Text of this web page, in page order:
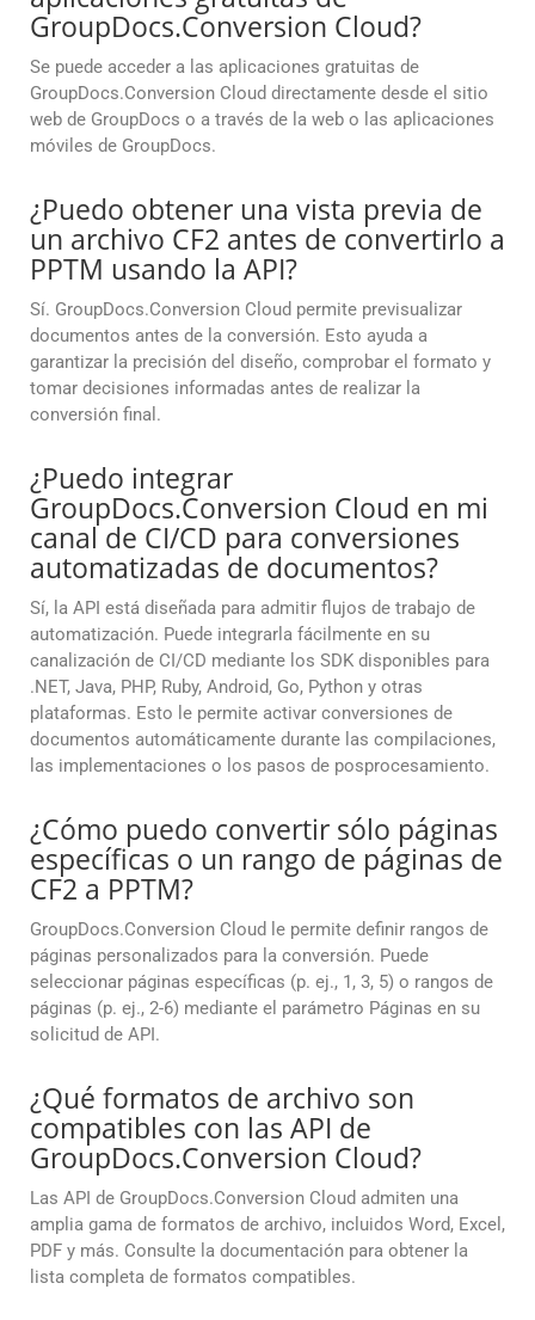
GroupDocs.Conversion Cloud?
Se puede acceder a las aplicaciones gratuitas de
GroupDocs.Conversion Cloud directamente desde el sitio
web de GroupDocs o a través de la web o las aplicaciones
móviles de GroupDocs.
¿Puedo obtener una vista previa de
un archivo CF2 antes de convertirlo a
PPTM usando la API?
Sí. GroupDocs.Conversion Cloud permite previsualizar
documentos antes de la conversión. Esto ayuda a
garantizar la precisión del diseño, comprobar el formato y
tomar decisiones informadas antes de realizar la
conversión final.
¿Puedo integrar
GroupDocs.Conversion Cloud en mi
canal de CI/CD para conversiones
automatizadas de documentos?
Sí, la API está diseñada para admitir flujos de trabajo de
automatización. Puede integrarla fácilmente en su
canalización de CI/CD mediante los SDK disponibles para
.NET, Java, PHP, Ruby, Android, Go, Python y otras
plataformas. Esto le permite activar conversiones de
documentos automáticamente durante las compilaciones,
las implementaciones o los pasos de posprocesamiento.
¿Cómo puedo convertir sólo páginas
específicas o un rango de páginas de
CF2 a PPTM?
GroupDocs.Conversion Cloud le permite definir rangos de
páginas personalizados para la conversión. Puede
seleccionar páginas específicas (p. ej., 1, 3, 5) o rangos de
páginas (p. ej., 2-6) mediante el parámetro Páginas en su
solicitud de API.
¿Qué formatos de archivo son
compatibles con las API de
GroupDocs.Conversion Cloud?
Las API de GroupDocs.Conversion Cloud admiten una
amplia gama de formatos de archivo, incluidos Word, Excel,
PDF y más. Consulte la documentación para obtener la
lista completa de formatos compatibles.